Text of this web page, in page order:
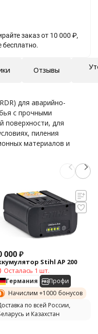
заказ от 10 000 ₽,
бесплатно.
Отзывы
для аварийно-
с прочными
поверхности, для
пиления
материалов и
000 ₽
Stihl AP 200
Осталась 1 шт.
Германия
Профи
Начислим +1000 бонусов
по всей России,
и Казахстан